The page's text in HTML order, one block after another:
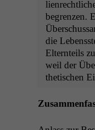
begren­zen.
die
Eltern­teils
weil der
thetis­chen